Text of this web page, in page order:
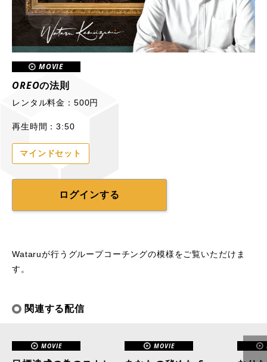
MOVIE
OREOの法則
レンタル料金：500円
再生時間：3:50
マインドセット
ログインする
Wataruが行うグループコーチングの模様をご覧いただけま
す。
関連する配信
MOVIE MOVIE